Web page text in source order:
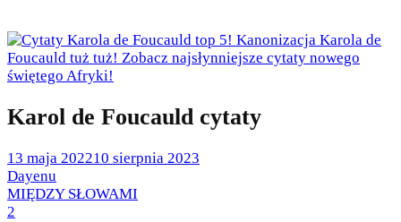
Karol de Foucauld cytaty
Posted
on
13 maja 202210 sierpnia 2023
by
Dayenu
Posted
in
MIĘDZY SŁOWAMI
2